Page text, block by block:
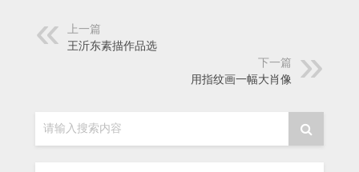
上一篇
王沂东素描作品选
下一篇
用指纹画一幅大肖像
请输入搜索内容